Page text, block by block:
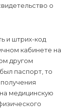
о
и штрих-код
кабинете на
другом
паспорт, то
медицинскую